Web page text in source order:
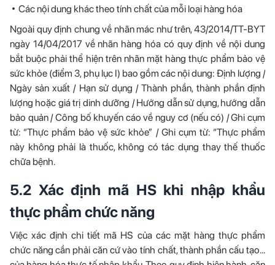
Các nội dung khác theo tính chất của mỗi loại hàng hóa
Ngoài quy định chung về nhãn mác như trên, 43/2014/TT-BYT
ngày 14/04/2017 về nhãn hàng hóa có quy định về nội dung
bắt buộc phải thể hiện trên nhãn mặt hàng thực phẩm bảo vệ
sức khỏe (điểm 3, phụ lục I) bao gồm các nội dung: Định lượng /
Ngày sản xuất / Hạn sử dụng / Thành phần, thành phần định
lượng hoặc giá trị dinh dưỡng / Hướng dẫn sử dụng, hướng dẫn
bảo quản / Công bố khuyến cáo về nguy cơ (nếu có) / Ghi cụm
từ: “Thực phẩm bảo vệ sức khỏe” / Ghi cụm từ: “Thực phẩm
này không phải là thuốc, không có tác dụng thay thế thuốc
chữa bệnh.
5.2 Xác định mã HS khi nhập khẩu
thực phẩm chức năng
Việc xác định chi tiết mã HS của các mặt hàng thực phẩm
chức năng cần phải căn cứ vào tính chất, thành phần cấu tạo…